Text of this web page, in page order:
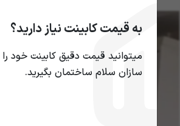
به قیمت کابینت نیاز دارید؟
میتوانید قیمت دقیق کابینت خود
سازان سلام ساختمان بگیرید.